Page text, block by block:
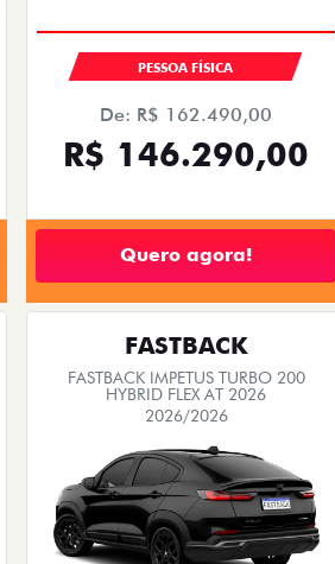
PESSOA FÍSICA
De: R$ 162.490,00
R$ 146.290,00
Quero agora!
FASTBACK
FASTBACK IMPETUS TURBO 200
HYBRID FLEX AT 2026
2026/2026